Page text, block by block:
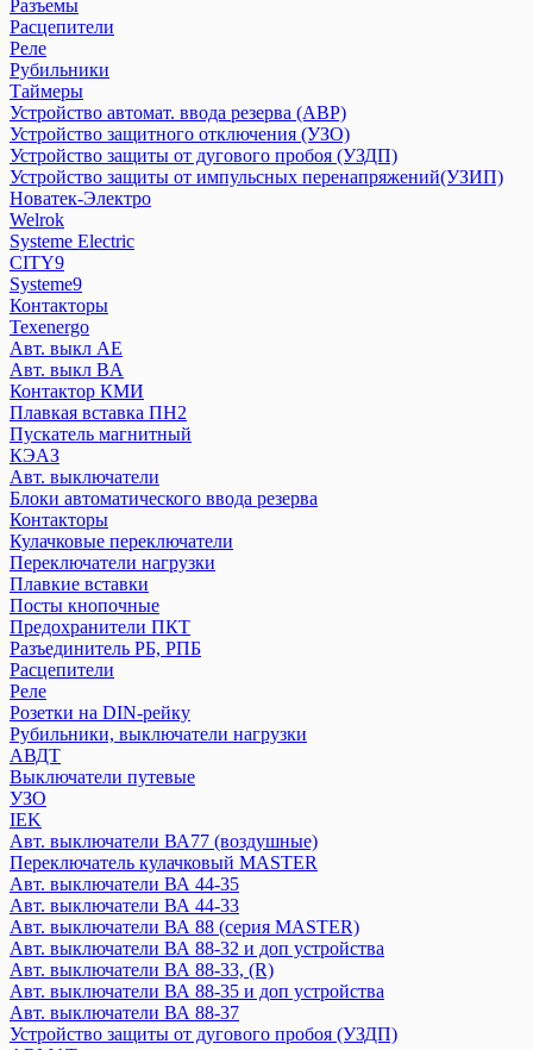
Дифференциальный автомат АД
Контакторы
Ограничитель импульсных напряжений ОПВ
Переключатели
Плавкие вставки ПВЦ,ППН
Приставка контактная
Пускатели КМЭ
Разъемы
Расцепители
Реле
Рубильники
Таймеры
Устройство автомат. ввода резерва (АВР)
Устройство защитного отключения (УЗО)
Устройство защиты от дугового пробоя (УЗДП)
Устройство защиты от импульсных перенапряжений(УЗИП)
Новатек-Электро
Welrok
Systeme Electric
CITY9
Systeme9
Контакторы
Texenergo
Реле времени
Авт. выкл AE
Авт. выкл BA
Контактор КМИ
Плавкая вставка ПН2
Пускатель магнитный
КЭАЗ
Выключатель нагрузки
Авт. выключатели
Блоки автоматического ввода резерва
Контакторы
Кулачковые переключатели
Разъемы
Расцепители
Реле
Рубильники
Таймеры
Устройство автомат. ввода резерва (АВР)
Устройство защитного отключения (УЗО)
Устройство защиты от дугового пробоя (УЗДП)
Устройство защиты от импульсных перенапряжений(УЗИП)
Новатек-Электро
Welrok
Systeme Electric
CITY9
Systeme9
Контакторы
Texenergo
Авт. выкл AE
Авт. выкл BA
Контактор КМИ
Плавкая вставка ПН2
Пускатель магнитный
КЭАЗ
Авт. выключатели
Блоки автоматического ввода резерва
Контакторы
Кулачковые переключатели
Переключатели нагрузки
Плавкие вставки
Посты кнопочные
Предохранители ПКТ
Разъединитель РБ, РПБ
Расцепители
Реле
Розетки на DIN-рейку
Рубильники, выключатели нагрузки
АВДТ
Выключатели путевые
УЗО
IEK
Авт. выключатели ВА77 (воздушные)
Переключатель кулачковый MASTER
Авт. выключатели ВА 44-35
Авт. выключатели ВА 44-33
Авт. выключатели ВА 88 (серия MASTER)
Авт. выключатели ВА 88-32 и доп устройства
Авт. выключатели ВА 88-33, (R)
Авт. выключатели ВА 88-35 и доп устройства
Авт. выключатели ВА 88-37
Устройство защиты от дугового пробоя (УЗДП)